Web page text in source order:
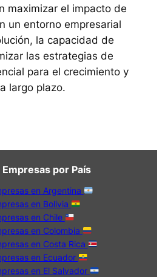
maximizar el impacto de
un entorno empresarial
la capacidad de
las estrategias de
para el crecimiento y
largo plazo.
por País
en Argentina
en Bolivia
en Chile
en Colombia
en Costa Rica
en Ecuador
en El Salvador